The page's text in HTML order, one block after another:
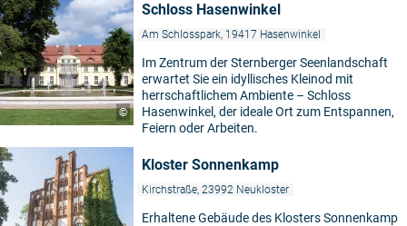
©
Schloss Hasenwinkel
Am Schlosspark, 19417 Hasenwinkel
Im Zentrum der Sternberger Seenlandschaft
erwartet Sie ein idyllisches Kleinod mit
herrschaftlichem Ambiente – Schloss
Hasenwinkel, der ideale Ort zum Entspannen,
Feiern oder Arbeiten.
Kloster Sonnenkamp
Kirchstraße, 23992 Neukloster
Erhaltene Gebäude des Klosters Sonnenkamp